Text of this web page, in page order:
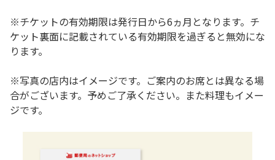
※チケットの有効期限は発行日から6ヵ月となります。チ
ケット裏面に記載されている有効期限を過ぎると無効にな
ります。
※写真の店内はイメージです。ご案内のお席とは異なる場
合がございます。予めご了承ください。また料理もイメー
ジです。